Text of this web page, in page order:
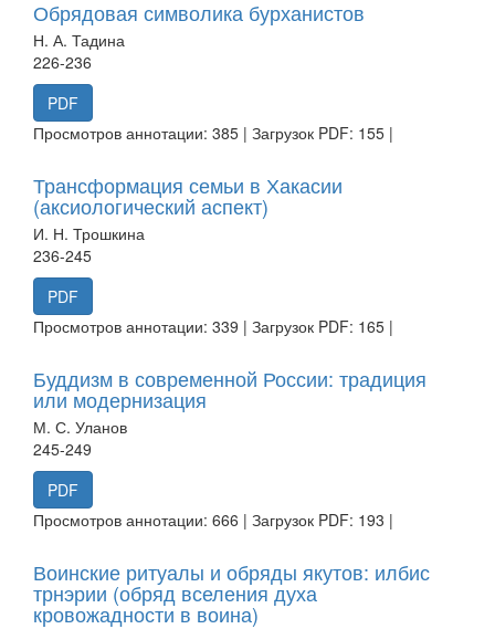
Обрядовая символика бурханистов
Н. А. Тадина
226-236
PDF
Просмотров аннотации: 385 | Загрузок PDF: 155 |
Трансформация семьи в Хакасии
(аксиологический аспект)
И. Н. Трошкина
236-245
PDF
Просмотров аннотации: 339 | Загрузок PDF: 165 |
Буддизм в современной России: традиция
или модернизация
М. С. Уланов
245-249
PDF
Просмотров аннотации: 666 | Загрузок PDF: 193 |
Воинские ритуалы и обряды якутов: илбис
трнэрии (обряд вселения духа
кровожадности в воина)